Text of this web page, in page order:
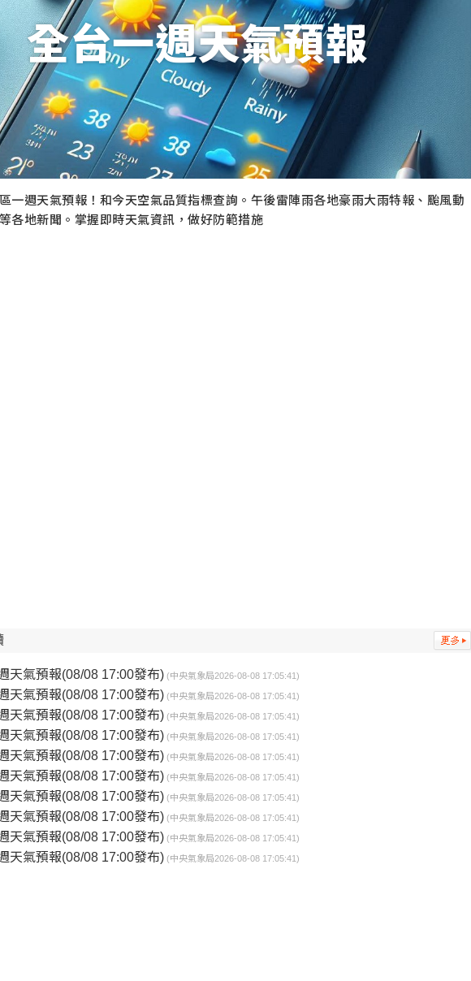
全台一週天氣預報
一週天氣預報！和今天空氣品質指標查詢。午後雷陣雨各地豪雨大雨特報、颱風動
各地新聞。掌握即時天氣資訊，做好防範措施
天氣預報(08/08 17:00發布) (中央氣象局2026-08-08 17:05:41)
天氣預報(08/08 17:00發布) (中央氣象局2026-08-08 17:05:41)
天氣預報(08/08 17:00發布) (中央氣象局2026-08-08 17:05:41)
天氣預報(08/08 17:00發布) (中央氣象局2026-08-08 17:05:41)
天氣預報(08/08 17:00發布) (中央氣象局2026-08-08 17:05:41)
天氣預報(08/08 17:00發布) (中央氣象局2026-08-08 17:05:41)
天氣預報(08/08 17:00發布) (中央氣象局2026-08-08 17:05:41)
天氣預報(08/08 17:00發布) (中央氣象局2026-08-08 17:05:41)
天氣預報(08/08 17:00發布) (中央氣象局2026-08-08 17:05:41)
天氣預報(08/08 17:00發布) (中央氣象局2026-08-08 17:05:41)